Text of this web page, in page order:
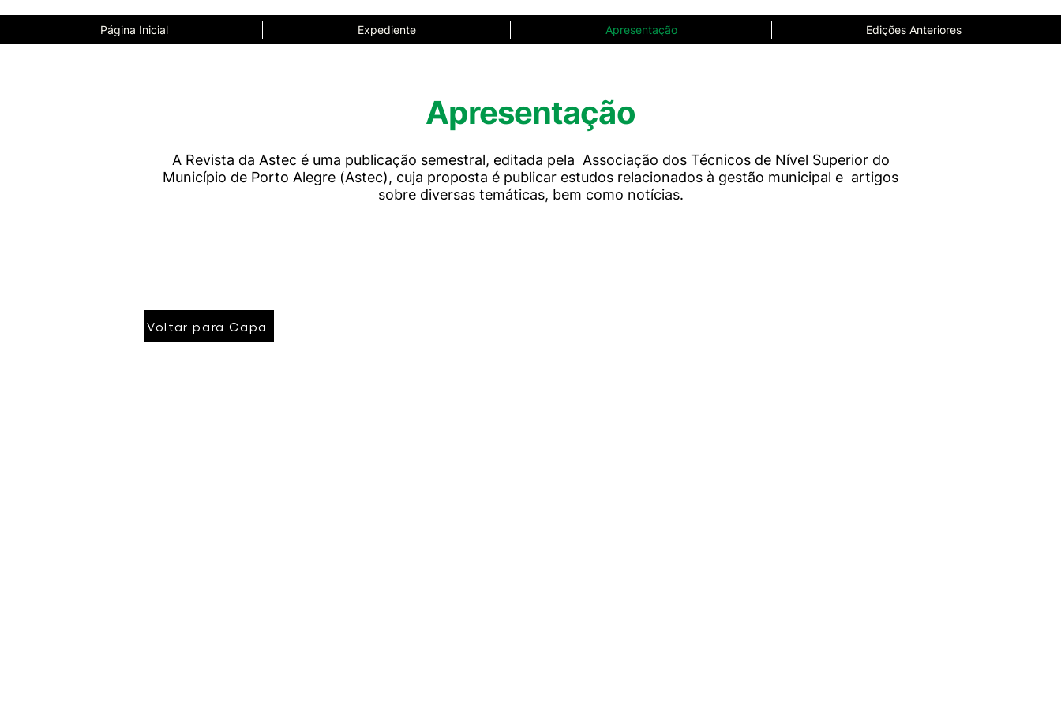
Página Inicial Expediente Apresentação Edições Anteriores
Apresentação
A Revista da Astec é uma publicação semestral, editada pela Associação dos Técnicos de Nível Superior do
Município de Porto Alegre (Astec), cuja proposta é publicar estudos relacionados à gestão municipal e artigos
sobre diversas temáticas, bem como notícias.
Voltar para Capa